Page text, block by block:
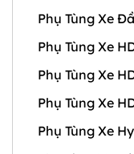
Phụ Tùng Xe
Phụ Tùng Xe
Phụ Tùng Xe
Phụ Tùng Xe
Phụ Tùng Xe